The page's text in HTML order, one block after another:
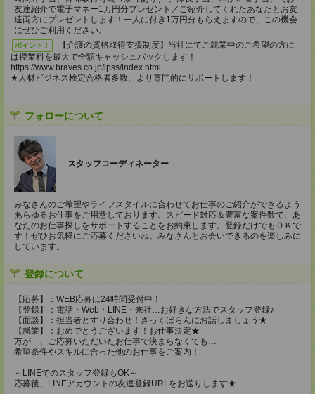
友達紹介で電子マネー1万円分プレゼント／ご紹介してくれたあなたとお友
達両方にプレゼントします！一人に付き1万円分もらえますので、この機会
にぜひご利用ください。
ポイント！
【介護の資格取得支援制度】当社にてご就業中のご希望の方に
は授業料を最大で全額キャッシュバックします！
https://www.braves.co.jp/lpss/index.html
★人材ビジネス検定合格者多数、より専門的にサポートします！
フォローについて
スタッフコーディネーター
みなさんのご希望やライフスタイルに合わせてお仕事のご紹介ができるよう
あらゆるお仕事をご用意しております。スピード対応＆豊富な案件数で、あ
なたのお仕事探しをサポートすることをお約束します。登録だけでもＯＫで
す！ぜひお気軽にご応募くださいね。みなさんとお会いできるのを楽しみに
しています。
登録について
【応募】：WEB応募は24時間受付中！
【登録】：電話・Web・LINE・来社…お好きな方法でスタッフ登録♪
【面談】：担当者とすり合わせ！ざっくばらんにお話しましょう★
【就業】：おめでとうございます！お仕事決定★
万が一、ご応募いただいたお仕事で決まらなくても…
希望条件やスキルに合った他のお仕事をご案内！
～LINEでのスタッフ登録もOK～
応募後、LINEアカウントの友達登録URLをお送りします★